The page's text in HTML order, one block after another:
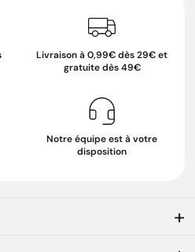
Livraison à 0,99€ dès 29€ et
gratuite dès 49€
Notre équipe est à votre
disposition